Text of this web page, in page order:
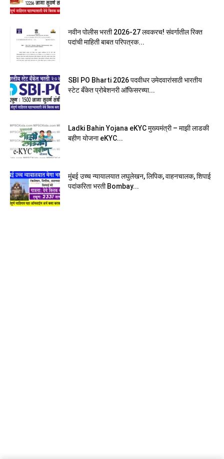
नवीन पोलीस भरती 2026-27 लवकरच! संवर्गातील रिक्त
पदांची माहिती बाबत परिपत्रक...
SBI PO Bharti 2026 पदवीधर उमेदवारांसाठी भारतीय
स्टेट बँकेत प्रोबेशनरी आ‍ॅफिसरच्या...
Ladki Bahin Yojana eKYC मुख्यमंत्री – माझी लाडकी
बहीण योजना eKYC...
मुंबई उच्च न्यायालयात लघुलेखन, लिपिक, वाहनचालक, शिपाई
पदांकरिता भरती Bombay...